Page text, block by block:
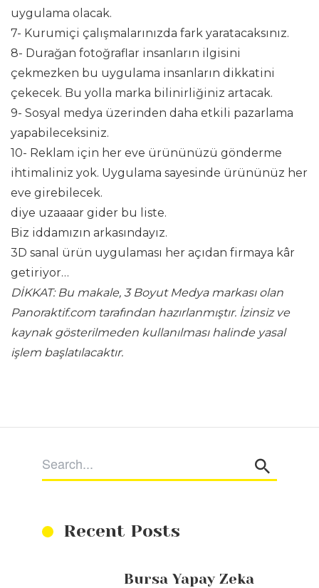
Recent Posts
Bursa Yapay Zeka
uygulama olacak.
7- Kurumiçi çalışmalarınızda fark yaratacaksınız.
8- Durağan fotoğraflar insanların ilgisini
çekmezken bu uygulama insanların dikkatini
çekecek. Bu yolla marka bilinirliğiniz artacak.
9- Sosyal medya üzerinden daha etkili pazarlama
yapabileceksiniz.
10- Reklam için her eve ürününüzü gönderme
ihtimaliniz yok. Uygulama sayesinde ürününüz her
eve girebilecek.
diye uzaaaar gider bu liste.
Biz iddamızın arkasındayız.
3D sanal ürün uygulaması her açıdan firmaya kâr
getiriyor…
DİKKAT: Bu makale, 3 Boyut Medya markası olan
Panoraktif.com tarafından hazırlanmıştır. İzinsiz ve
kaynak gösterilmeden kullanılması halinde yasal
işlem başlatılacaktır.